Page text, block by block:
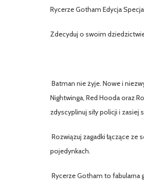
Rycerze Gotham Edycja
Zdecyduj o swoim
Batman nie żyje. Nowe i
Nightwinga, Red Hooda oraz
zdyscyplinuj siły policji i zasiej
Rozwiązuj zagadki łączące
pojedynkach.
Rycerze Gotham to fabularna